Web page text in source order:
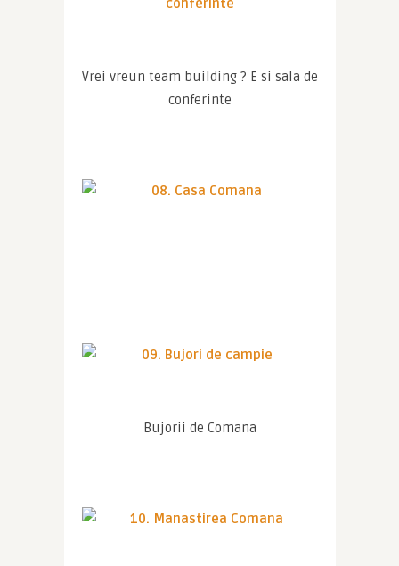
Vrei vreun team building ? E si sala de
conferinte
Bujorii de Comana